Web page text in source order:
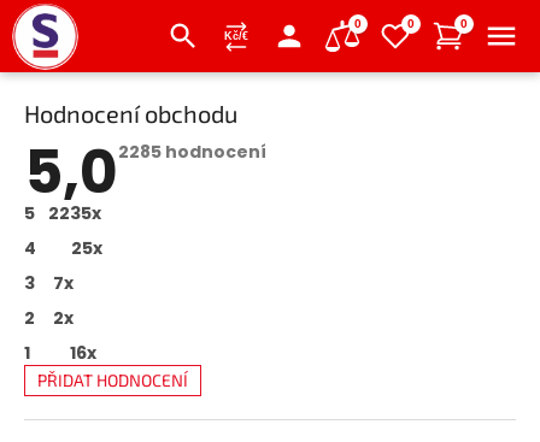
0 0 0
Hodnocení obchodu
5,0Průměrné
2285 hodnocení
5 2235x
4
25x
3
7x
2
2x
1
16x
PŘIDAT HODNOCENÍ